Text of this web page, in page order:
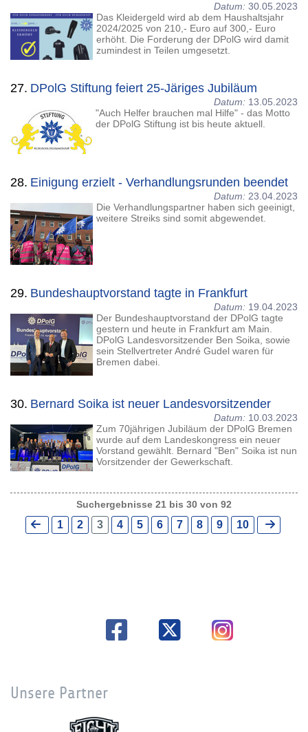
Datum: 30.05.2023
Das Kleidergeld wird ab dem Haushaltsjahr
2024/2025 von 210,- Euro auf 300,- Euro
erhöht. Die Forderung der DPolG wird damit
zumindest in Teilen umgesetzt.
27. DPolG Stiftung feiert 25-Järiges Jubiläum
Datum: 13.05.2023
"Auch Helfer brauchen mal Hilfe" - das Motto
der DPolG Stiftung ist bis heute aktuell.
28. Einigung erzielt - Verhandlungsrunden beendet
Datum: 23.04.2023
Die Verhandlungspartner haben sich geeinigt,
weitere Streiks sind somit abgewendet.
29. Bundeshauptvorstand tagte in Frankfurt
Datum: 19.04.2023
Der Bundeshauptvorstand der DPolG tagte
gestern und heute in Frankfurt am Main.
DPolG Landesvorsitzender Ben Soika, sowie
sein Stellvertreter André Gudel waren für
Bremen dabei.
30. Bernard Soika ist neuer Landesvorsitzender
Datum: 10.03.2023
Zum 70jährigen Jubiläum der DPolG Bremen
wurde auf dem Landeskongress ein neuer
Vorstand gewählt. Bernard "Ben" Soika ist nun
Vorsitzender der Gewerkschaft.
Suchergebnisse 21 bis 30 von 92
1 2 3 4 5 6 7 8 9 10
Unsere Partner